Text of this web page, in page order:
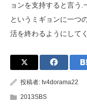
ョンを支持すると言う
というミギョンに一つ
活を終わるようにして
投稿者: tv4dorama22
2013SBS